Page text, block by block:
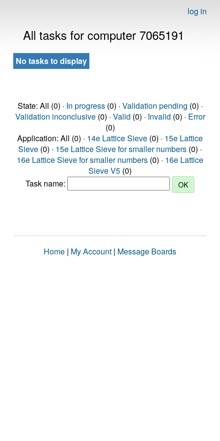
log in
All tasks for computer 7065191
No tasks to display
State: All (0) · In progress(0) · Validation pending (0) ·
Validation inconclusive(0) · Valid (0) · Invalid (0) · Error
(0)
Application: All (0) · 14e Lattice Sieve (0) · 15e Lattice
Sieve (0) · 15e Lattice Sieve for smaller numbers (0) ·
16e Lattice Sieve for smaller numbers (0) · 16e Lattice
Sieve V5 (0)
Task name:
Home | My Account | Message Boards